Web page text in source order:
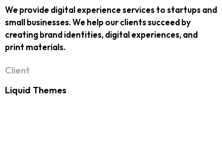
We provide digital experience services to startups and
small businesses. We help our clients succeed by
creating brand identities, digital experiences, and
print materials.
Client
Liquid Themes